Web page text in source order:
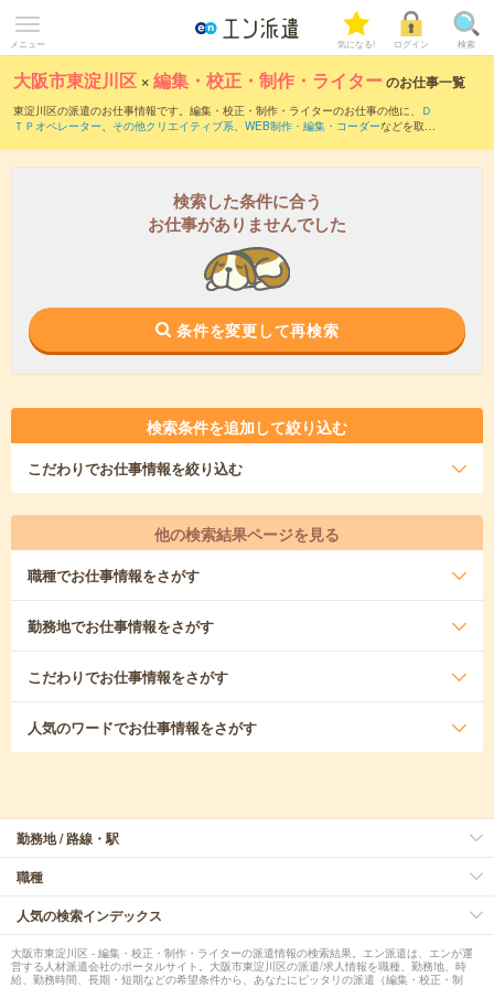
メニュー 気になる! ログイン 検索
大阪市東淀川区 ×編集・校正・制作・ライターのお仕事一覧
東淀川区の派遣のお仕事情報です。編集・校正・制作・ライターのお仕事の他に、
Ｄ
ＴＰオペレーター、 その他クリエイティブ系、 WEB制作・編集・コーダーなどを取り
とは？
検索した条件に合う
お仕事がありませんでした
条件を変更して再検索
検索条件を追加して絞り込む
こだわりでお仕事情報を絞り込む
他の検索結果ページを見る
職種でお仕事情報をさがす
勤務地でお仕事情報をさがす
こだわりでお仕事情報をさがす
人気のワードでお仕事情報をさがす
勤務地 / 路線・駅
職種
人気の検索インデックス
大阪市東淀川区 - 編集・校正・制作・ライターの派遣情報の検索結果。エン派遣は、エンが運
営する人材派遣会社のポータルサイト。大阪市東淀川区の派遣/求人情報を職種、勤務地、時
給、勤務時間、長期・短期などの希望条件から、あなたにピッタリの派遣（編集・校正・制